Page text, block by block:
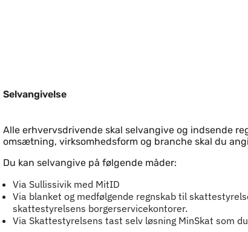
Selvangivelse
Indhold
Alle erhvervsdrivende skal selvangive og indsende
omsætning, virksomhedsform og branche skal du
Du kan selvangive på følgende måder:
Via Sullissivik med MitID
Via blanket og medfølgende regnskab til
skattestyrelsens borgerservicekontorer.
Via Skattestyrelsens tast selv løsning MinSkat som